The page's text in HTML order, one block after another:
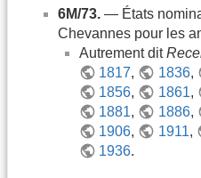
6M/73. — États
Chevannes pour les
Autrement dit
1817, 1836,
1856, 1861,
1881, 1886,
1906, 1911,
1936.